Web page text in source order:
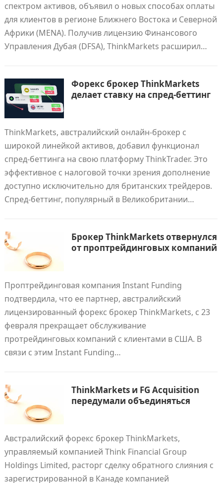
спектром активов, объявил о новых способах оплаты
для клиентов в регионе Ближнего Востока и Северной
Африки (MENA). Получив лицензию Финансового
Управления Дубая (DFSA), ThinkMarkets расширил…
Форекс брокер ThinkMarkets
делает ставку на спред-беттинг
ThinkMarkets, австралийский онлайн-брокер с
широкой линейкой активов, добавил функционал
спред-беттинга на свою платформу ThinkTrader. Это
эффективное с налоговой точки зрения дополнение
доступно исключительно для британских трейдеров.
Спред-беттинг, популярный в Великобритании…
Брокер ThinkMarkets отвернулся
от проптрейдинговых компаний
Проптрейдинговая компания Instant Funding
подтвердила, что ее партнер, австралийский
лицензированный форекс брокер ThinkMarkets, с 23
февраля прекращает обслуживание
протрейдинговых компаний с клиентами в США. В
связи с этим Instant Funding…
ThinkMarkets и FG Acquisition
передумали объединяться
Австралийский форекс брокер ThinkMarkets,
управляемый компанией Think Financial Group
Holdings Limited, расторг сделку обратного слияния с
зарегистрированной в Канаде компанией